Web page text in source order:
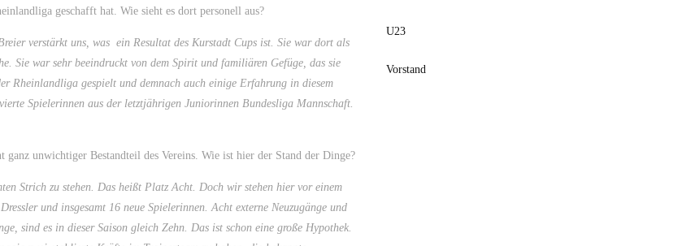
geschafft hat. Wie sieht es dort personell aus?
verstärkt uns, was ein Resultat des Kurstadt Cups ist. Sie war dort als
Sie war sehr beeindruckt von dem Spirit und familiären Gefüge, das sie
Rheinlandliga gespielt und demnach auch einige Erfahrung in diesem
Spielerinnen aus der letztjährigen Juniorinnen Bundesliga Mannschaft.
unwichtiger Bestandteil des Vereins. Wie ist hier der Stand der Dinge?
Strich zu stehen. Das heißt Platz Acht. Doch wir stehen hier vor einem
und insgesamt 16 neue Spielerinnen. Acht externe Neuzugänge und
sind es in dieser Saison gleich Zehn. Das ist schon eine große Hypothek.
U23
Vorstand